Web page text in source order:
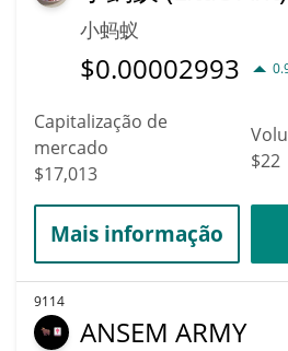
小蚂蚁
$0.00002993
Capitalização de
mercado
$17,013
$22
Mais informação
9114
ANSEM ARMY